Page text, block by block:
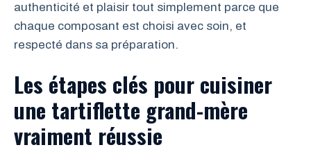
authenticité et plaisir tout simplement parce que
chaque composant est choisi avec soin, et
respecté dans sa préparation.
Les étapes clés pour cuisiner
une tartiflette grand-mère
vraiment réussie